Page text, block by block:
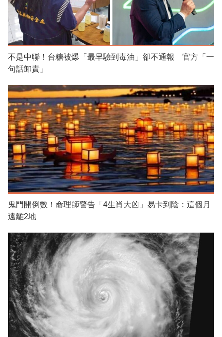
不是中聯！台糖被爆「最早驗到毒油」卻不通報 官方「一
句話卸責」
鬼門開倒數！命理師警告「4生肖大凶」易卡到陰：這個月
遠離2地